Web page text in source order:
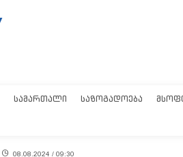
ᲡᲐᲛᲐᲠᲗᲐᲚᲘ ᲡᲐᲖᲝᲒᲐᲓᲝᲔᲑᲐ
08.08.2024 / 09:30